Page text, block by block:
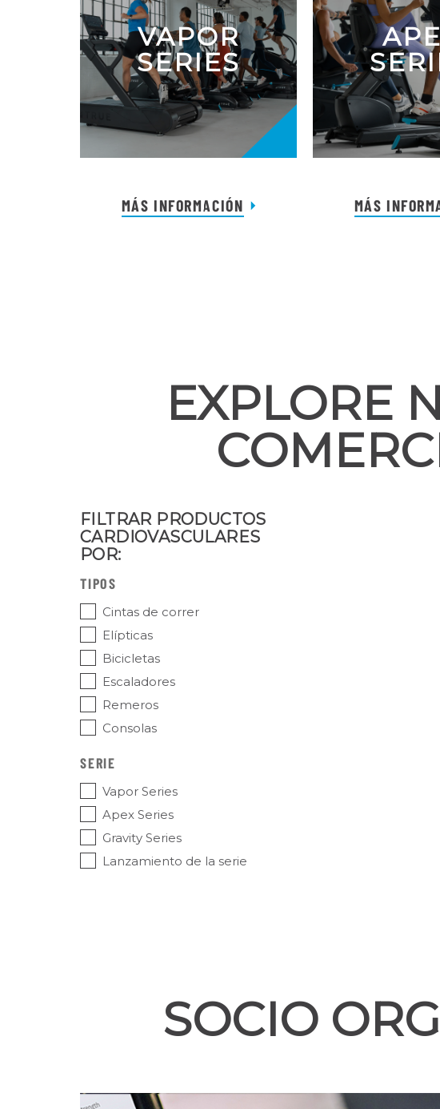
VAPOR
SERIES
MÁS INFORMACIÓN MÁS
EXPLORE
FILTRAR PRODUCTOS
CARDIOVASCULARES
POR:
TIPOS
Cintas de correr
Elípticas
Bicicletas
Escaladores
Remeros
Consolas
SERIE
Vapor Series
Apex Series
Gravity Series
Lanzamiento de la serie
SOCIO